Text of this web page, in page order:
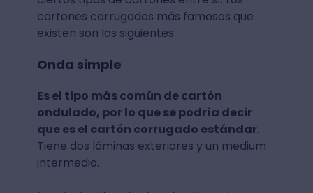
cartones corrugados más famosos que
existen son los siguientes:
Onda simple
Es el tipo más común de cartón
ondulado, por lo que se podría decir
que es el cartón corrugado estándar.
Tiene dos láminas exteriores y un medium
intermedio.